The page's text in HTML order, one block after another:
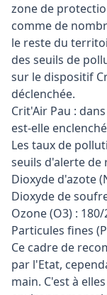
zone de
comme de
le reste du
des seuils de
sur le dispositif
déclenchée.
Crit'Air Pau :
est-elle
Les taux de
seuils d'alerte de
Dioxyde d'azote
Dioxyde de
Ozone (O3) :
Particules fines
Ce cadre de
par l'Etat,
main. C'est à